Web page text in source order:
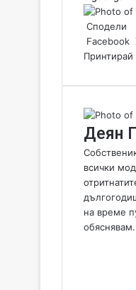
Сподели
Facebook
Принтирай
Деян
всички
на време
обяснявам.